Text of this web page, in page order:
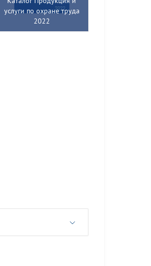
услуги по охране труда
2022